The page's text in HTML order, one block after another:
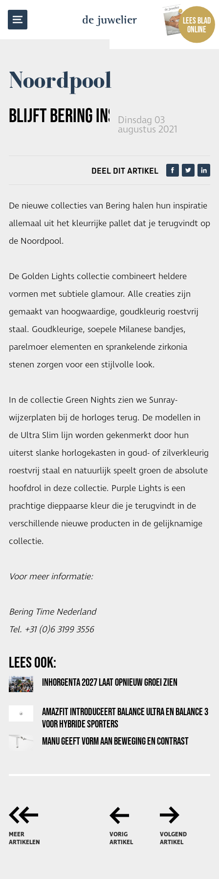
de juwelier
LEES BLAD
ONLINE
Noordpool
BLIJFT BERING INSPIREREN
Dinsdag 03
augustus 2021
TERUG NAAR OVERZICHT
DEEL DIT ARTIKEL
De nieuwe collecties van Bering halen hun inspiratie
allemaal uit het kleurrijke pallet dat je terugvindt op
de Noordpool.
De Golden Lights collectie combineert heldere
vormen met subtiele glamour. Alle creaties zijn
gemaakt van hoogwaardige, goudkleurig roestvrij
staal. Goudkleurige, soepele Milanese bandjes,
parelmoer elementen en sprankelende zirkonia
stenen zorgen voor een stijlvolle look.
In de collectie Green Nights zien we Sunray-
wijzerplaten bij de horloges terug. De modellen in
de Ultra Slim lijn worden gekenmerkt door hun
uiterst slanke horlogekasten in goud- of zilverkleurig
roestvrij staal en natuurlijk speelt groen de absolute
hoofdrol in deze collectie. Purple Lights is een
prachtige dieppaarse kleur die je terugvindt in de
verschillende nieuwe producten in de gelijknamige
collectie.
Voor meer informatie:
Bering Time Nederland
Tel. +31 (0)6 3199 3556
LEES OOK:
INHORGENTA 2027 LAAT OPNIEUW GROEI ZIEN
AMAZFIT INTRODUCEERT BALANCE ULTRA EN BALANCE 3
VOOR HYBRIDE SPORTERS
MANU GEEFT VORM AAN BEWEGING EN CONTRAST
MEER
ARTIKELEN
VORIG
ARTIKEL
VOLGEND
ARTIKEL